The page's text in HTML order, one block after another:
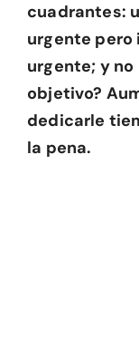
cuadrantes:
urgente
urgente; y
objetivo?
dedicarle
la pena.